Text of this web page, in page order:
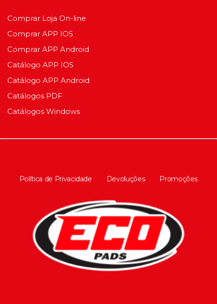
Comprar Loja On-line
Comprar APP IOS
Comprar APP Android
Catálogo APP IOS
Catálogo APP Android
Catálogos PDF
Catálogos Windows
Política de Privacidade Devoluções Promoções